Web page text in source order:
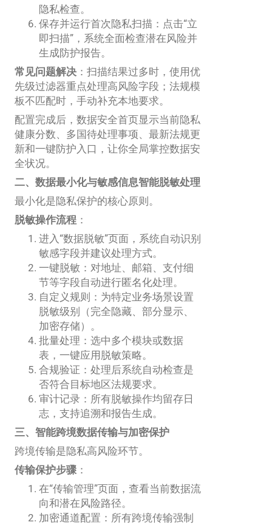
隐私检查。
保存并运行首次隐私扫描：点击“立
即扫描”，系统全面检查潜在风险并
生成防护报告。
常见问题解决 ：扫描结果过多时，使用优
先级过滤器重点处理高风险字段；法规模
板不匹配时，手动补充本地要求。
配置完成后，数据安全首页显示当前隐私
健康分数、多国待处理事项、最新法规更
新和一键防护入口，让你全局掌控数据安
全状况。
二、数据最小化与敏感信息智能脱敏处理
最小化是隐私保护的核心原则。
脱敏操作流程 ：
进入“数据脱敏”页面，系统自动识别
敏感字段并建议处理方式。
一键脱敏：对地址、邮箱、支付细
节等字段自动进行匿名化处理。
自定义规则：为特定业务场景设置
脱敏级别（完全隐藏、部分显示、
加密存储）。
批量处理：选中多个模块或数据
表，一键应用脱敏策略。
合规验证：处理后系统自动检查是
否符合目标地区法规要求。
审计记录：所有脱敏操作均留存日
志，支持追溯和报告生成。
三、智能跨境数据传输与加密保护
跨境传输是隐私高风险环节。
传输保护步骤 ：
在“传输管理”页面，查看当前数据流
向和潜在风险路径。
加密通道配置：所有跨境传输强制